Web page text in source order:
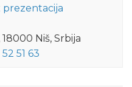
prezentacija
Niš, Srbija
51 63